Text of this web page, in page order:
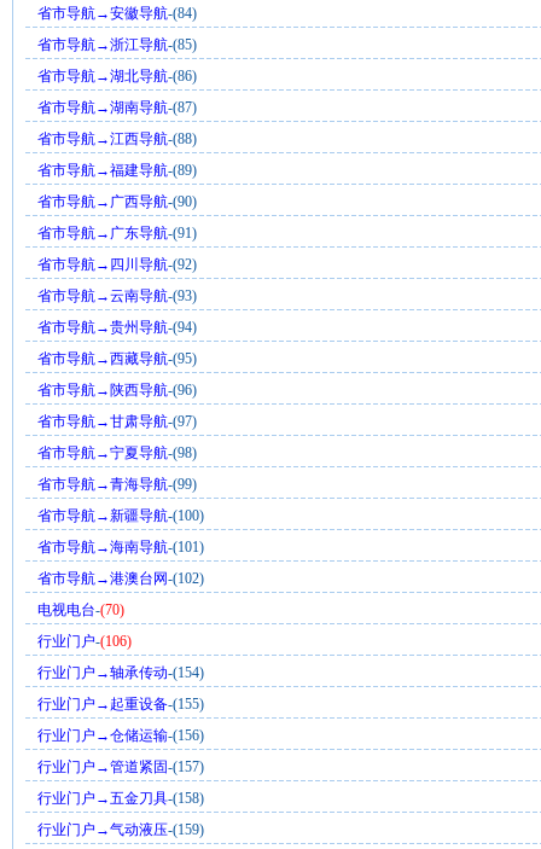
省市导航→安徽导航-(84)
省市导航→浙江导航-(85)
省市导航→湖北导航-(86)
省市导航→湖南导航-(87)
省市导航→江西导航-(88)
省市导航→福建导航-(89)
省市导航→广西导航-(90)
省市导航→广东导航-(91)
省市导航→四川导航-(92)
省市导航→云南导航-(93)
省市导航→贵州导航-(94)
省市导航→西藏导航-(95)
省市导航→陕西导航-(96)
省市导航→甘肃导航-(97)
省市导航→宁夏导航-(98)
省市导航→青海导航-(99)
省市导航→新疆导航-(100)
省市导航→海南导航-(101)
省市导航→港澳台网-(102)
电视电台-(70)
行业门户-(106)
行业门户→轴承传动-(154)
行业门户→起重设备-(155)
行业门户→仓储运输-(156)
行业门户→管道紧固-(157)
行业门户→五金刀具-(158)
行业门户→气动液压-(159)